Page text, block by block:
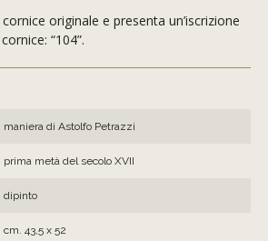
originale e presenta un’iscrizione
“104”.
maniera di Astolfo Petrazzi
prima metà del secolo XVII
dipinto
cm. 43,5 x 52